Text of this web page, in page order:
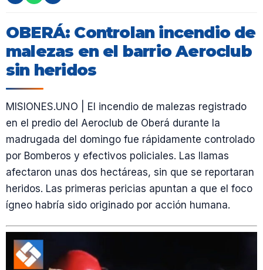
OBERÁ: Controlan incendio de
malezas en el barrio Aeroclub
sin heridos
MISIONES.UNO | El incendio de malezas registrado
en el predio del Aeroclub de Oberá durante la
madrugada del domingo fue rápidamente controlado
por Bomberos y efectivos policiales. Las llamas
afectaron unas dos hectáreas, sin que se reportaran
heridos. Las primeras pericias apuntan a que el foco
ígneo habría sido originado por acción humana.